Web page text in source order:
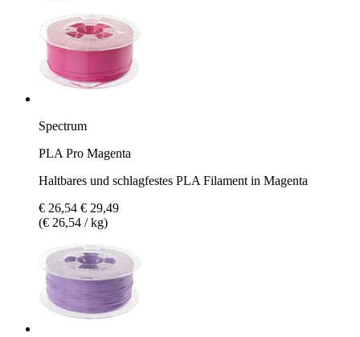
Spectrum
PLA Pro Magenta
Haltbares und schlagfestes PLA Filament in Magenta
€ 26,54 € 29,49
(€ 26,54 / kg)